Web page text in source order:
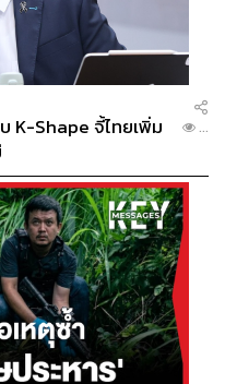
K-Shape จี้ไทยเพิ่ม
...